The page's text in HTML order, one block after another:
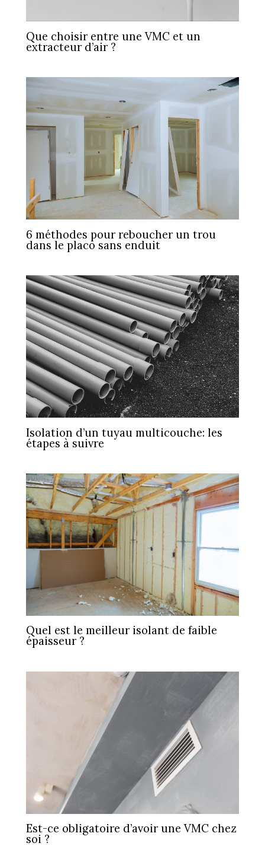
Que choisir entre une VMC et un
extracteur d’air ?
6 méthodes pour reboucher un trou
dans le placo sans enduit
Isolation d’un tuyau multicouche: les
étapes à suivre
Quel est le meilleur isolant de faible
épaisseur ?
Est-ce obligatoire d’avoir une VMC chez
soi ?